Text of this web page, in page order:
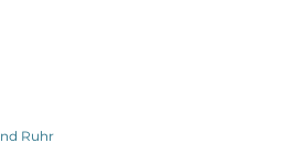
Ruhr